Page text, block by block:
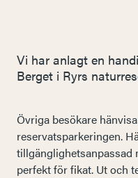
Vi har anlagt en
Berget i Ryrs
Övriga besökare
reservatsparkeringen.
tillgänglighetsanpassad
perfekt för fikat. Ut och